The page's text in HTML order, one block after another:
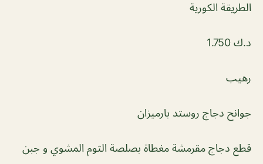
الطريقة الكورية
د.ك 1.750
رهيب
جوانح دجاج روستد بارميزان
قطع دجاج مقرمشة مغطاة بصلصة الثوم المشوي و جبن